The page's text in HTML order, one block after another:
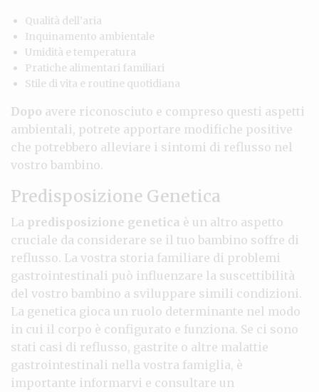
Qualità dell’aria
Inquinamento ambientale
Umidità e temperatura
Pratiche alimentari familiari
Stile di vita e routine quotidiana
Dopo avere riconosciuto e compreso questi aspetti
ambientali, potrete apportare modifiche positive
che potrebbero alleviare i sintomi di reflusso nel
vostro bambino.
Predisposizione Genetica
La predisposizione genetica è un altro aspetto
cruciale da considerare se il tuo bambino soffre di
reflusso. La vostra storia familiare di problemi
gastrointestinali può influenzare la suscettibilità
del vostro bambino a sviluppare simili condizioni.
La genetica gioca un ruolo determinante nel modo
in cui il corpo è configurato e funziona. Se ci sono
stati casi di reflusso, gastrite o altre malattie
gastrointestinali nella vostra famiglia, è
importante informarvi e consultare un